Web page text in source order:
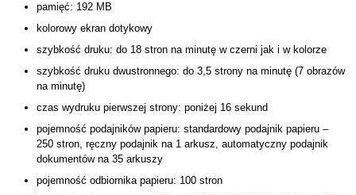
pamięć: 192 MB
kolorowy ekran dotykowy
szybkość druku: do 18 stron na minutę w czerni jak i w kolorze
szybkość druku dwustronnego: do 3,5 strony na minutę (7 obrazów
na minutę)
czas wydruku pierwszej strony: poniżej 16 sekund
pojemność podajników papieru: standardowy podajnik papieru –
250 stron, ręczny podajnik na 1 arkusz, automatyczny podajnik
dokumentów na 35 arkuszy
pojemność odbiornika papieru: 100 stron